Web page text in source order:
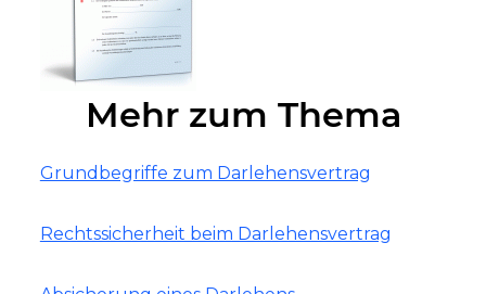
Mehr zum Thema
Grundbegriffe zum Darlehensvertrag
Rechtssicherheit beim Darlehensvertrag